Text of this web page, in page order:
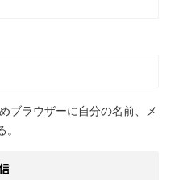
ブラウザーに自分の名前、メ